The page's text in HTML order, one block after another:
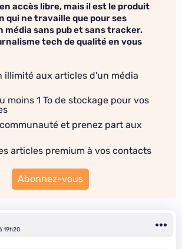
accès libre, mais il est le produit
qui ne travaille que pour ses
média sans pub et sans tracker.
tech de qualité en vous
illimité aux articles d'un média
moins 1 To de stockage pour vos
et prenez part aux
articles premium à vos contacts
Abonnez-vous
19h20